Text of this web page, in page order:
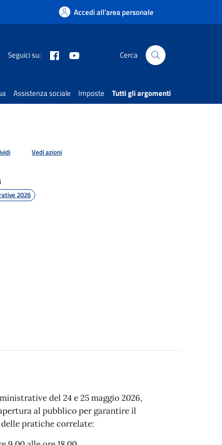
Accedi all'area personale
Seguici su: Facebook Cerca
Assistenza sociale Imposte Tutti gli argomenti
Vedi azioni
2026
del 24 e 25 maggio 2026,
al pubblico per garantire il
pratiche correlate: